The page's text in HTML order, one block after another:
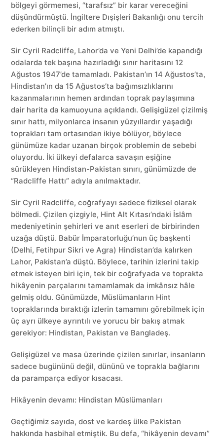
bölgeyi görmemesi, “tarafsız” bir karar vereceğini
düşündürmüştü. İngiltere Dışişleri Bakanlığı onu tercih
ederken bilinçli bir adım atmıştı.
Sir Cyril Radcliffe, Lahor’da ve Yeni Delhi’de kapandığı
odalarda tek başına hazırladığı sınır haritasını 12
Ağustos 1947’de tamamladı. Pakistan’ın 14 Ağustos’ta,
Hindistan’ın da 15 Ağustos’ta bağımsızlıklarını
kazanmalarının hemen ardından toprak paylaşımına
dair harita da kamuoyuna açıklandı. Gelişigüzel çizilmiş
sınır hattı, milyonlarca insanın yüzyıllardır yaşadığı
toprakları tam ortasından ikiye bölüyor, böylece
günümüze kadar uzanan birçok problemin de sebebi
oluyordu. İki ülkeyi defalarca savaşın eşiğine
sürükleyen Hindistan-Pakistan sınırı, günümüzde de
“Radcliffe Hattı” adıyla anılmaktadır.
Sir Cyril Radcliffe, coğrafyayı sadece fiziksel olarak
bölmedi. Çizilen çizgiyle, Hint Alt Kıtası’ndaki İslâm
medeniyetinin şehirleri ve anıt eserleri de birbirinden
uzağa düştü. Babür İmparatorluğu’nun üç başkenti
(Delhi, Fetihpur Sikri ve Agra) Hindistan’da kalırken
Lahor, Pakistan’a düştü. Böylece, tarihin izlerini takip
etmek isteyen biri için, tek bir coğrafyada ve toprakta
hikâyenin parçalarını tamamlamak da imkânsız hâle
gelmiş oldu. Günümüzde, Müslümanların Hint
topraklarında bıraktığı izlerin tamamını görebilmek için
üç ayrı ülkeye ayrıntılı ve yorucu bir bakış atmak
gerekiyor: Hindistan, Pakistan ve Bangladeş.
Gelişigüzel ve masa üzerinde çizilen sınırlar, insanların
sadece bugününü değil, dününü ve toprakla bağlarını
da paramparça ediyor kısacası.
Hikâyenin devamı: Hindistan Müslümanları
Geçtiğimiz sayıda, dost ve kardeş ülke Pakistan
hakkında hasbihal etmiştik. Bu defa, “hikâyenin devamı”